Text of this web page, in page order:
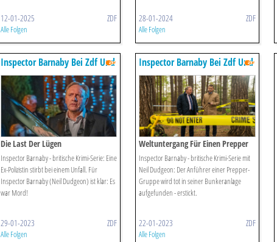
12-01-2025 ZDF
Alle Folgen
28-01-2024 ZDF
Alle Folgen
Inspector Barnaby Bei Zdf Und
Zdfneo
Die Last Der Lügen
Inspector Barnaby - britische Krimi-Serie: Eine
Ex-Polizistin stirbt bei einem Unfall. Für
Inspector Barnaby (Neil Dudgeon) ist klar: Es
war Mord!
29-01-2023 ZDF
Alle Folgen
Inspector Barnaby Bei Zdf Und
Zdfneo
Weltuntergang Für Einen Prepper
Inspector Barnaby - britische Krimi-Serie mit
Neil Dudgeon: Der Anführer einer Prepper-
Gruppe wird tot in seiner Bunkeranlage
aufgefunden - erstickt.
22-01-2023 ZDF
Alle Folgen